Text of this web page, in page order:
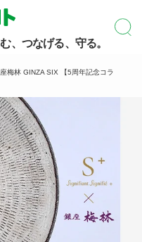
、つなげる、守る。
梅林 GINZA SIX 【5周年記念コラ